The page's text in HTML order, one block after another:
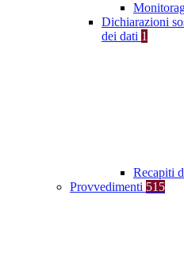
Dichiarazioni
dei dati 1
Recapiti
Provvedimenti 515